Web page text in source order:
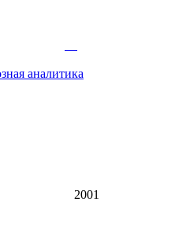
аналитика
2001